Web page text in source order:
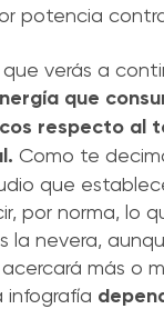
potencia
verás a
que
respecto al
Como te
que
por norma, lo
la nevera,
más o
infografía